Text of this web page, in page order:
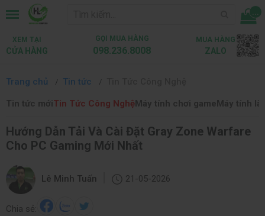
...
XEM TẠI
CỬA HÀNG
GỌI MUA HÀNG
098.236.8008
MUA HÀNG
ZALO
Trang chủ Tin tức
Tin tức mớiTin Tức Công NghệMáy tính chơi gameMáy tính
Hướng Dẫn Tải Và Cài Đặt Gray Zone Warfare
Cho PC Gaming Mới Nhất
Lê Minh Tuấn 21-05-2026
Chia sẻ: